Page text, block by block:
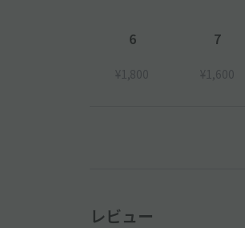
6
¥1,800
7
¥1,600
レビュー